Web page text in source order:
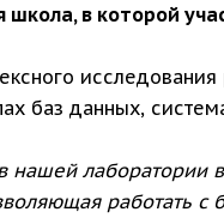
в которой
исследования
баз данных,
нашей лаборатории
работать